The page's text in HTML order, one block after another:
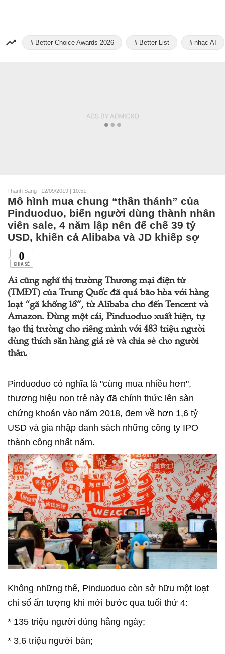
Better Choice Awards 2026 Better List nhạc AI
Thanh Sang | 12/09/2019 | 10:51
Mô hình mua chung “thần thánh” của
Pinduoduo, biến người dùng thành nhân
viên sale, 4 năm lập nên đế chế 39 tỷ
USD, khiến cả Alibaba và JD khiếp sợ
0
CHIA SẺ
Ai cũng nghĩ thị trường Thương mại điện tử
(TMĐT) của Trung Quốc đã quá bão hòa với hàng
loạt “gã khổng lồ”, từ Alibaba cho đến Tencent và
Amazon. Đùng một cái, Pinduoduo xuất hiện, tự
tạo thị trường cho riêng mình với 483 triệu người
dùng thích săn hàng giá rẻ và chia sẻ cho người
thân.
Pinduoduo có nghĩa là "cùng mua nhiều hơn",
thương hiệu non trẻ này đã chính thức lên sàn
chứng khoán vào năm 2018, đem về hơn 1,6 tỷ
USD và gia nhập danh sách những công ty IPO
thành công nhất năm.
Không những thế, Pinduoduo còn sở hữu một loạt
chỉ số ấn tượng khi mới bước qua tuổi thứ 4:
* 135 triệu người dùng hằng ngày;
* 3,6 triệu người bán;